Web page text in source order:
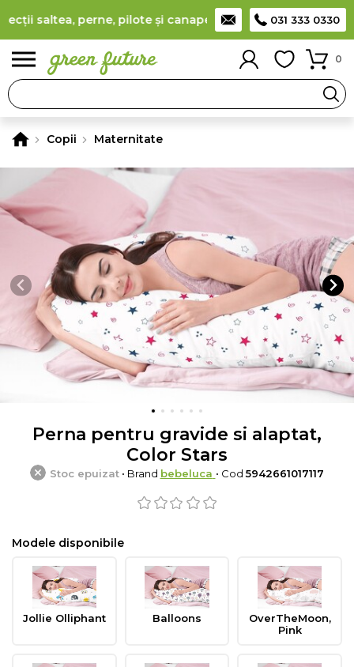
saltea, perne, pilote și canapele( detalii Producător
031 333 0330
0
Copii Maternitate
Perna pentru gravide si alaptat,
Color Stars
Stoc epuizat• Brand bebeluca • Cod5942661017117
Modele disponibile
Jollie Olliphant Balloons
OverTheMoon,
Pink